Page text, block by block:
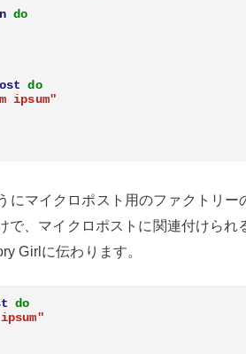
do
do
ipsum"
にマイクロポスト用のファクトリー
で、マイクロポストに関連付けられ
Girlに伝わります。
do